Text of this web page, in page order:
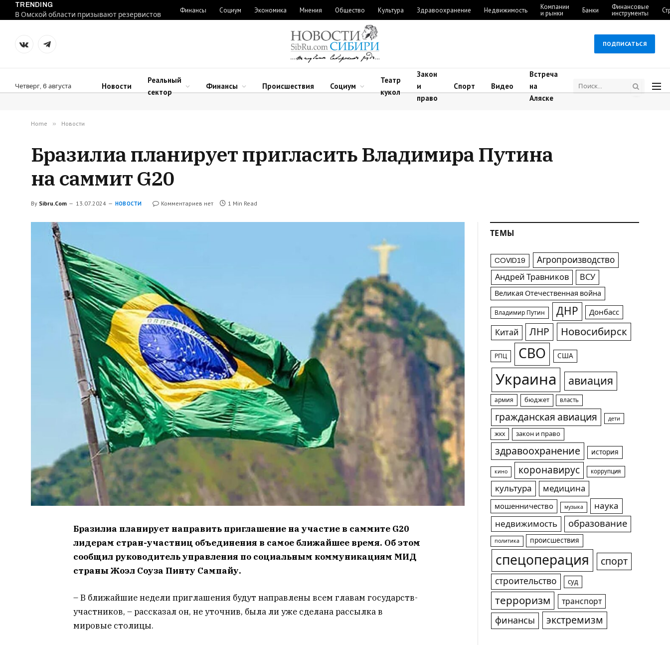
TRENDING
В Омской области призывают резервистов
Финансы Социум Экономика Мнения Общество Культура Здравоохранение Недвижимость Компании
и рынки Банки Финансовые
инструменты
VKontakteTelegram
ПОДПИСАТЬСЯ
Четверг, 6 августа Новости
Реальный
сектор
Финансы Происшествия Социум
Театр
кукол
Закон
и
право
Спорт Видео
Встреча
на
Аляске
Home » Новости
Бразилиа планирует пригласить Владимира Путина
на саммит G20
By Sibru.Com 13.07.2024 НОВОСТИ Комментариев нет 1 Min Read
Бразилиа планирует направить приглашение на участие в саммите G20
лидерам стран-участниц объединения в самое ближайшее время. Об этом
сообщил руководитель управления по социальным коммуникациям МИД
страны Жоэл Соуза Пинту Сампайу.
– В ближайшие недели приглашения будут направлены всем главам государств-
участников, – рассказал он, не уточнив, была ли уже сделана рассылка в
мировые столицы.
ТЕМЫ
COVID19 Агропроизводство
Андрей Травников ВСУ
Великая Отечественная война
Владимир Путин ДНР Донбасс
Китай ЛНР Новосибирск
РПЦ СВО США
Украина авиация
армия бюджет власть
гражданская авиация дети
жкх закон и право
здравоохранение история
кино коронавирус коррупция
культура медицина
мошенничество музыка
наука
недвижимость
образование
политика происшествия
спецоперация спорт
строительство суд
терроризм транспорт
финансы экстремизм